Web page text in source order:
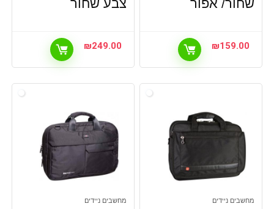
שחור/ אפור
₪159.00
צבע שחור
₪249.00
מחשבים ניידים מחשבים ניידים